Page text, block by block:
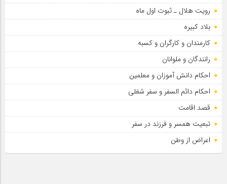
رویت هلال ـ ثبوت اول ماه
بلاد کبیره
کارمندان و کارگران و کسبه
رانندگان و ملوانان
احکام دانش آموزان و معلمین
احکام دائم السفر و سفر شغلی
قصد اقامت
تبعیت همسر و فرزند در سفر
اعراض از وطن